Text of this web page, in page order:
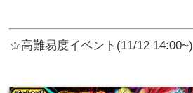
☆高難易度イベント(11/12 14:00~)